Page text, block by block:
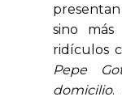
sino más
ridículos
Pepe
domicilio.